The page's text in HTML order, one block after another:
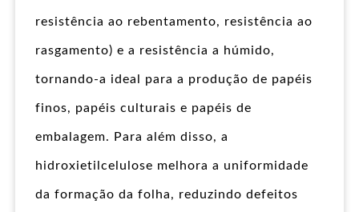
resistência ao rebentamento, resistência ao
rasgamento) e a resistência a húmido,
tornando-a ideal para a produção de papéis
finos, papéis culturais e papéis de
embalagem. Para além disso, a
hidroxietilcelulose melhora a uniformidade
da formação da folha, reduzindo defeitos